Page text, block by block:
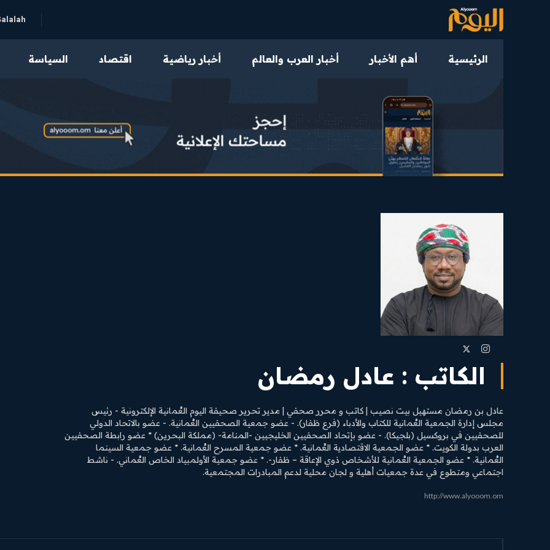
الرئيسية أهم الأخبار أخبار العرب والعالم أخبار رياضية اقتصاد السياسة
الكاتب : عادل رمضان
عادل بن رمضان مستهيل بيت نصيب | كاتب و محرر صحفي | مدير تحرير صحيفة اليوم العُمانية الإلكترونية - رئيس
مجلس إدارة الجمعية العُمانية للكتاب والأدباء (فرع ظفار). - عضو جمعية الصحفيين العُمانية. - عضو بالاتحاد الدولي
للصحفيين في بروكسيل (بلجيكا). - عضو بإتحاد الصحفيين الخليجيين -المنامة- (مملكة البحرين) * عضو رابطة الصحفيين
العرب بدولة الكويت. * عضو الجمعية الاقتصادية العُمانية. * عضو جمعية المسرح العُمانية. * عضو جمعية السينما
العُمانية. * عضو الجمعية العُمانية للأشخاص ذوي الإعاقة – ظفار-. * عضو جمعية الأولمبياد الخاص العُماني. - ناشط
اجتماعي ومتطوع في عدة جمعيات أهلية و لجان محلية لدعم المبادرات المجتمعية.
http://www.alyooom.om